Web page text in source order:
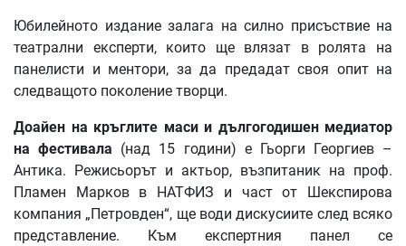
Юбилейното издание залага на силно присъствие на
театрални експерти, които ще влязат в ролята на
панелисти и ментори, за да предадат своя опит на
следващото поколение творци.
Доайен на кръглите маси и дългогодишен медиатор
на фестивала (над 15 години) е Гьорги Георгиев –
Антика. Режисьорът и актьор, възпитаник на проф.
Пламен Марков в НАТФИЗ и част от Шекспирова
компания „Петровден“, ще води дискусиите след всяко
представление. Към експертния панел се